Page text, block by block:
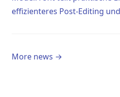
effizienteres Post-Editing
More news →